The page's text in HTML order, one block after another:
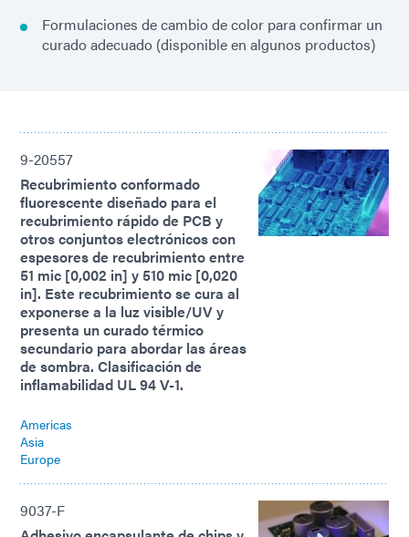
Formulaciones de cambio de color para confirmar un
curado adecuado (disponible en algunos productos)
9-20557
Recubrimiento conformado
fluorescente diseñado para el
recubrimiento rápido de PCB y
otros conjuntos electrónicos con
espesores de recubrimiento entre
51 mic [0,002 in] y 510 mic [0,020
in]. Este recubrimiento se cura al
exponerse a la luz visible/UV y
presenta un curado térmico
secundario para abordar las áreas
de sombra. Clasificación de
inflamabilidad UL 94 V-1.
Americas
Asia
Europe
9037-F